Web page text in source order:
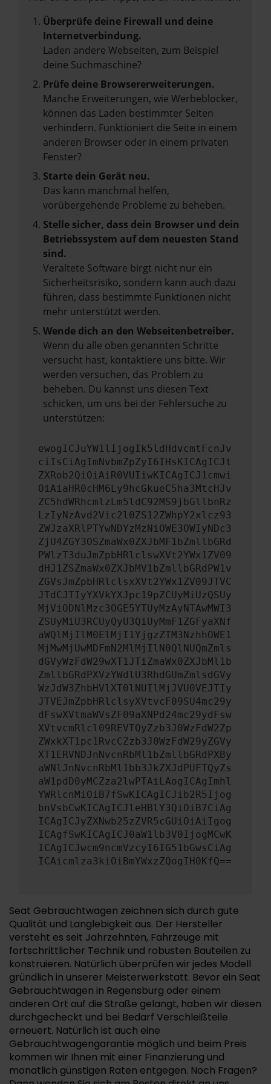
Überprüfe deine Firewall und deine
Internetverbindung.
Laden andere Webseiten, zum Beispiel
deine Suchmaschine?
Prüfe deine Browsererweiterungen.
Manche Erweiterungen, wie Werbeblocker,
können das Laden bestimmter Seiten
verhindern. Funktioniert die Seite in einem
anderen Browser oder in einem privaten
Fenster?
Starte dein Gerät neu.
Das kann manchmal helfen,
vorübergehende Probleme zu beheben.
Stelle sicher, dass dein Browser und dein
Betriebssystem auf dem neuesten Stand
sind.
Veraltete Software birgt nicht nur ein
Sicherheitsrisiko, sondern kann auch dazu
führen, dass bestimmte Funktionen nicht
mehr unterstützt werden.
Wende dich an den Webseitenbetreiber.
Wenn du alle oben genannten Schritte
versucht hast, kontaktiere uns bitte. Wir
werden versuchen, das Problem zu
beheben. Du kannst uns diesen Text
schicken, um uns bei der Fehlersuche zu
unterstützen:
ewogICJuYW1lIjogIk5ldHdvcmtFcnJv
ciIsCiAgImNvbmZpZyI6IHsKICAgICJt
ZXRob2QiOiAiR0VUIiwKICAgICJ1cmwi
OiAiaHR0cHM6Ly9hcGkueC5ha3MtcHJv
ZC5hdWRhcmlzLm5ldC92MS9jbGllbnRz
LzIyNzAvd2Vic2l0ZS12ZWhpY2xlcz93
ZWJzaXRlPTYwNDYzMzNiOWE3OWIyNDc3
ZjU4ZGY3OSZmaWx0ZXJbMF1bZmllbGRd
PWlzT3duJmZpbHRlclswXVt2YWx1ZV09
dHJ1ZSZmaWx0ZXJbMV1bZmllbGRdPW1v
ZGVsJmZpbHRlclsxXVt2YWx1ZV09JTVC
JTdCJTIyYXVkYXJpc19pZCUyMiUzQSUy
MjViODNlMzc3OGE5YTUyMzAyNTAwMWI3
ZSUyMiU3RCUyQyU3QiUyMmF1ZGFyaXNf
aWQlMjIlM0ElMjI1YjgzZTM3NzhhOWE1
MjMwMjUwMDFmN2MlMjIlN0QlNUQmZmls
dGVyWzFdW29wXT1JTiZmaWx0ZXJbMl1b
ZmllbGRdPXVzYWdlU3RhdGUmZmlsdGVy
WzJdW3ZhbHVlXT0lNUIlMjJVU0VEJTIy
JTVEJmZpbHRlclsyXVtvcF09SU4mc29y
dFswXVtmaWVsZF09aXNPd24mc29ydFsw
XVtvcmRlcl09REVTQyZzb3J0WzFdW2Zp
ZWxkXT1pc1RvcCZzb3J0WzFdW29yZGVy
XT1ERVNDJnNvcnRbMl1bZmllbGRdPXBy
aWNlJnNvcnRbMl1bb3JkZXJdPUFTQyZs
aW1pdD0yMCZza2lwPTAiLAogICAgImhl
YWRlcnMiOiB7fSwKICAgICJib2R5Ijog
bnVsbCwKICAgICJleHBlY3QiOiB7CiAg
ICAgICJyZXNwb25zZVR5cGUiOiAiIgog
ICAgfSwKICAgICJ0aW1lb3V0IjogMCwK
ICAgICJwcm9ncmVzcyI6IG51bGwsCiAg
ICAicmlza3kiOiBmYWxzZQogIH0KfQ==
Seat Gebrauchtwagen zeichnen sich durch gute
Qualität und Langlebigkeit aus. Der Hersteller
versteht es seit Jahrzehnten, Fahrzeuge mit
fortschrittlicher Technik und robusten Bauteilen zu
konstruieren. Natürlich überprüfen wir jedes Modell
gründlich in unserer Meisterwerkstatt. Bevor ein Seat
Gebrauchtwagen in Regensburg oder einem
anderen Ort auf die Straße gelangt, haben wir diesen
durchgecheckt und bei Bedarf Verschleißteile
erneuert. Natürlich ist auch eine
Gebrauchtwagengarantie möglich und beim Preis
kommen wir Ihnen mit einer Finanzierung und
monatlich günstigen Raten entgegen. Noch Fragen?